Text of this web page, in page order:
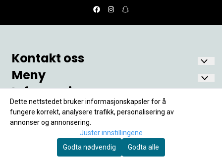
Kontakt oss
Nostalgia Fønix AS
Oscars gate 6
1771 Halden
Org. nr. 998 243 211MVA
fonix@nostalgia.no
Meny
Hjem
Min Konto
Om Oss
Kontakt Oss
Informasjon
Frakt og Levering
Personvern
Salgsbetingelser
Dette nettstedet bruker informasjonskapsler for å
fungere korrekt, analysere trafikk, personalisering av
annonser og annonsering.
Juster innstillingene
Godta nødvendig
Godta alle